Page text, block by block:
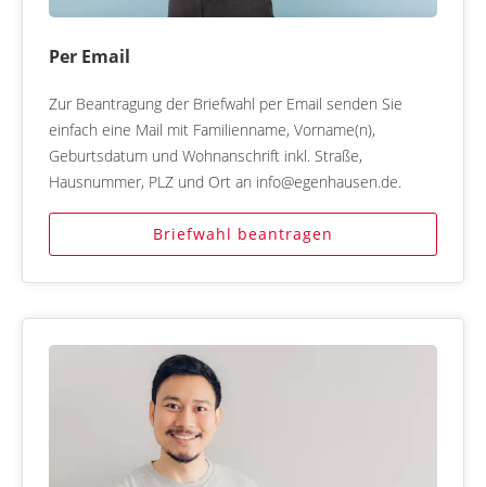
Per Email
Zur Beantragung der Briefwahl per Email senden Sie
einfach eine Mail mit Familienname, Vorname(n),
Geburtsdatum und Wohnanschrift inkl. Straße,
Hausnummer, PLZ und Ort an info@egenhausen.de.
Briefwahl beantragen